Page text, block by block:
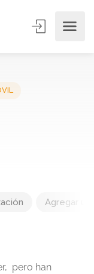
Agregar
pero han